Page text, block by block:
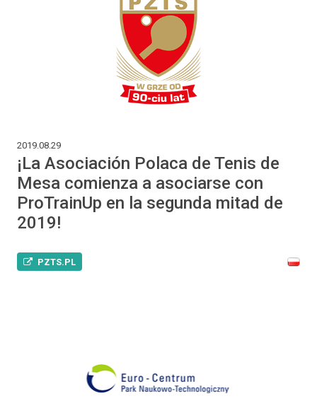
2019.08.29
¡La Asociación Polaca de Tenis de
Mesa comienza a asociarse con
ProTrainUp en la segunda mitad de
2019!
PZTS.PL